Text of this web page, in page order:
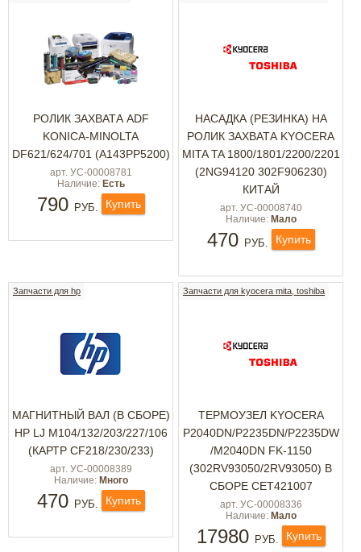
РОЛИК ЗАХВАТА ADF
KONICA-MINOLTA
DF621/624/701 (A143PP5200)
арт. УС-00008781
Наличие: Есть
790 РУБ. Купить
НАСАДКА (РЕЗИНКА) НА
РОЛИК ЗАХВАТА KYOCERA
MITA TA 1800/1801/2200/2201
(2NG94120 302F906230)
КИТАЙ
арт. УС-00008740
Наличие: Мало
470 РУБ. Купить
Запчасти для hp
МАГНИТНЫЙ ВАЛ (В СБОРЕ)
HP LJ M104/132/203/227/106
(КАРТР CF218/230/233)
арт. УС-00008389
Наличие: Много
470 РУБ. Купить
Запчасти для kyocera mita, toshiba
ТЕРМОУЗЕЛ KYOCERA
P2040DN/P2235DN/P2235DW
/M2040DN FK-1150
(302RV93050/2RV93050) В
СБОРЕ CET421007
арт. УС-00008336
Наличие: Мало
17980 РУБ. Купить